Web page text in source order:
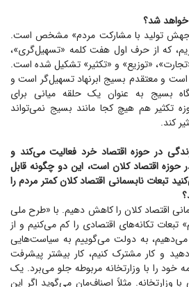
شد؟
تولید با مشارکت مردم» مشخص است.
که از حرف اول هفت کلمه «تسهیل‌گری»،
«تجارت»، «توزیع» و «تکثیر» تشکیل شده است.
و معتقدم بسیج ابرنهاد تسهیل‌گر است و
بسیج به عنوان یک حلقه میانی برای
تکثیر هم هیچ کجا مانند بسیج نمی‌تواند
کند.
در حوزه اقتصاد خرد فعالیت می‌کند و
حوزه اقتصاد کلان است، این دو چگونه قابل
تبعات نابسمانی اقتصاد کلان کمتر مردم را
اقتصاد کلان را کاهش دهیم. با «طرح ملی
تکانه‌های اقتصادی را کم می‌کنیم و از
به دولت می‌گوییم به سیاست‌هایی
و کار مشترک کنیم، کار بیشتر پیشرفت
خود را با وزارتخانه مربوطه جلو می‌برد. یک
مثلاً اصناف‌مان می‌گوید اگر این